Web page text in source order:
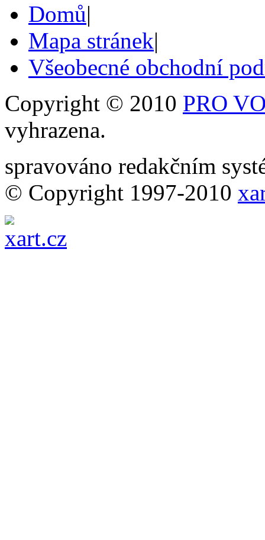
Domů|
Mapa stránek|
Všeobecné obchodní
Copyright © 2010 PRO
vyhrazena.
spravováno redakčním
© Copyright 1997-2010